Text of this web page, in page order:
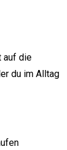
auf die
du im Alltag